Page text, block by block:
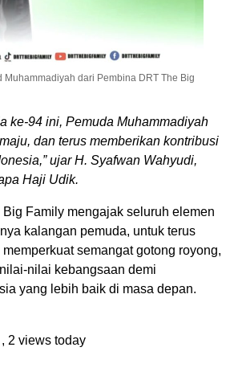
Muhammadiyah dari Pembina DRT The Big
ke-94 ini, Pemuda Muhammadiyah
dan terus memberikan kontribusi
ujar H. Syafwan Wahyudi,
Haji Udik.
Family mengajak seluruh elemen
kalangan pemuda, untuk terus
semangat gotong royong,
nilai kebangsaan demi
yang lebih baik di masa depan.
, 2 views today